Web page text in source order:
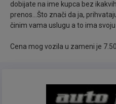
Sportska sedišta,
ABS, Sportski volan sa
Električne retrovizore sa
pritisak u gumama, Bord
Sva naša vozila, za razliku
dobijate na ime kupca bez
prenos...Što znači da ja,
činim vama uslugu a to ima svoju
Cena mog vozila u zameni je